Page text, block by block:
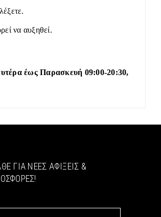
να αυξηθεί.
έως Παρασκευή 09:00-20:30,
ΓΙΑ ΝΈΕΣ ΑΦΊΞΕΙΣ &